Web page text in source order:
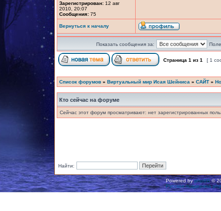
Зарегистрирован: 12 авг
2010, 20:07
Сообщения: 75
Вернуться к началу
Показать сообщения за:
Страница 1 из 1 [ 1
Список форумов » Виртуальный мир Исая Шейниса » САЙТ »
Кто сейчас на форуме
Сейчас этот форум просматривают: нет зарегистрированных
Найти:
Powered byphpBB©
Русская поддержка